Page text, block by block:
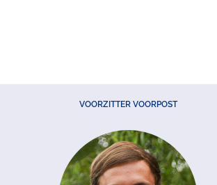
VOORZITTER VOORPOST